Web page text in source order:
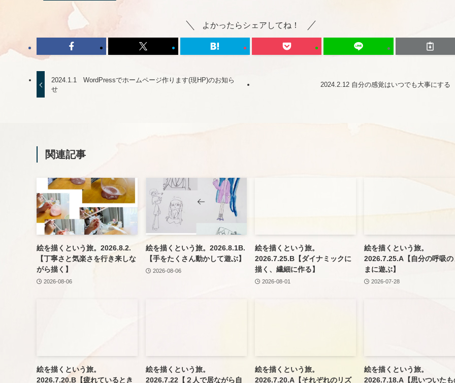
よかったらシェアしてね！
2024.1.1 WordPressでホームページ作ります(現HP)のお知ら
せ
2024.2.12 自分の感覚はいつでも大事にする
関連記事
絵を描くという旅。2026.8.2.
【丁寧さと気楽さを行き来しな
がら描く】
2026-08-06
絵を描くという旅。2026.8.1B.
【手をたくさん動かして遊ぶ】
2026-08-06
絵を描くという旅。
2026.7.25.B【ダイナミックに
描く、繊細に作る】
2026-08-01
絵を描くという旅。
2026.7.25.A【自分の呼吸の
まに遊ぶ】
2026-07-28
絵を描くという旅。
2026.7.20.B【疲れているとき
絵を描くという旅。
2026.7.22【２人で居ながら自
絵を描くという旅。
2026.7.20.A【それぞれのリズ
絵を描くという旅。
2026.7.18.A【思いついたも